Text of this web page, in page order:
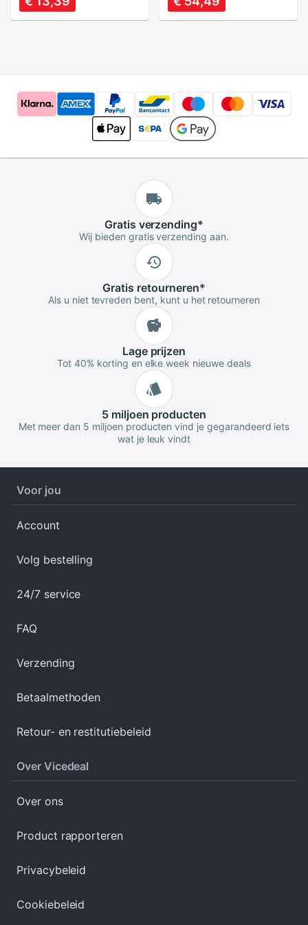
Aquarium Decor
Vliegende Rock
Ornament
Ornament
Gratis verzending*
Wij bieden gratis verzending aan.
Gratis retourneren*
Als u niet tevreden bent, kunt u het retourneren
Lageprijzen
Tot 40% korting en elke week nieuwe deals
5 miljoen producten
Met meer dan 5 miljoen producten vind je gegarandeerd iets
wat je leuk vindt
Voor jou
Account
Volg bestelling
24/7 service
FAQ
Verzending
Betaalmethoden
Retour- en restitutiebeleid
Over Vicedeal
Over ons
Product rapporteren
Privacybeleid
Cookiebeleid